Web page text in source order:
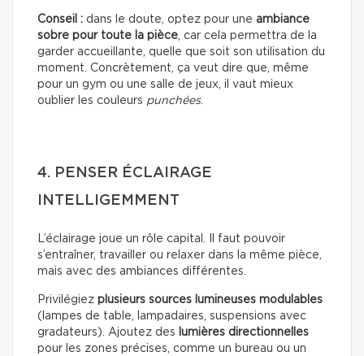
Conseil : dans le doute, optez pour une ambiance
sobre pour toute la pièce, car cela permettra de la
garder accueillante, quelle que soit son utilisation du
moment. Concrètement, ça veut dire que, même
pour un gym ou une salle de jeux, il vaut mieux
oublier les couleurs punchées.
4. PENSER ÉCLAIRAGE
INTELLIGEMMENT
L’éclairage joue un rôle capital. Il faut pouvoir
s’entraîner, travailler ou relaxer dans la même pièce,
mais avec des ambiances différentes.
Privilégiez plusieurs sources lumineuses modulables
(lampes de table, lampadaires, suspensions avec
gradateurs). Ajoutez des lumières directionnelles
pour les zones précises, comme un bureau ou un